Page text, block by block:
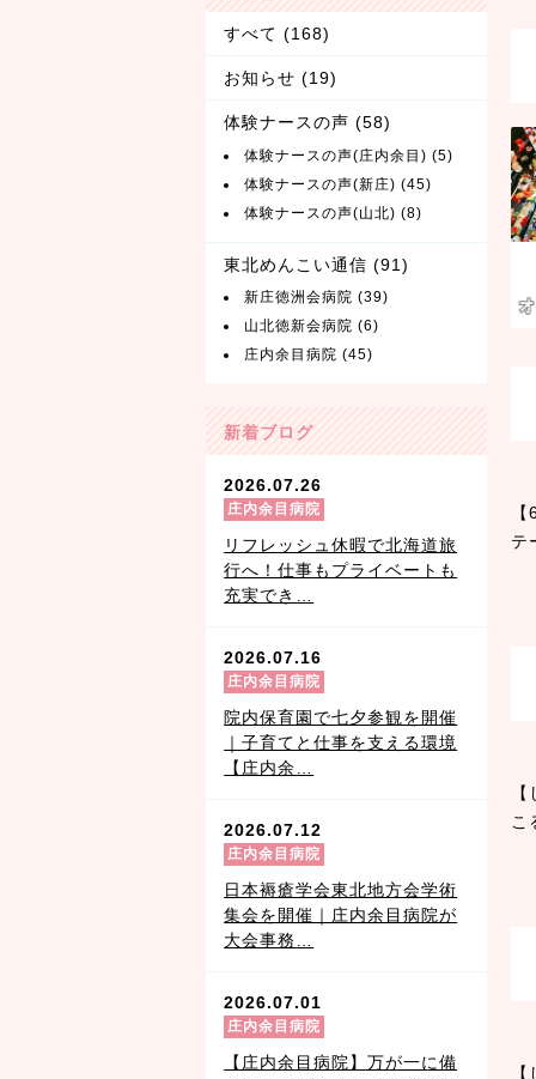
テ
こ
すべて (168)
お知らせ (19)
体験ナースの声 (58)
体験ナースの声(庄内余目) (5)
体験ナースの声(新庄) (45)
体験ナースの声(山北) (8)
東北めんこい通信 (91)
新庄徳洲会病院 (39)
山北徳新会病院 (6)
庄内余目病院 (45)
新着ブログ
2026.07.26
庄内余目病院
リフレッシュ休暇で北海道旅
行へ！仕事もプライベートも
充実でき…
2026.07.16
庄内余目病院
院内保育園で七夕参観を開催
｜子育てと仕事を支える環境
【庄内余…
2026.07.12
庄内余目病院
日本褥瘡学会東北地方会学術
集会を開催｜庄内余目病院が
大会事務…
2026.07.01
庄内余目病院
【庄内余目病院】万が一に備